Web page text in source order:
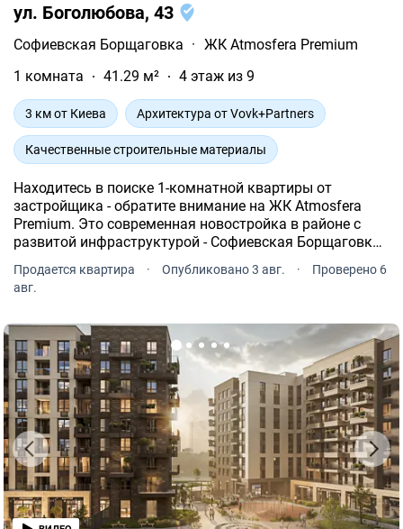
ул. Боголюбова, 43
Софиевская Борщаговка · ЖК Atmosfera Premium
1 комната
41.29 м² 4 этаж из 9
3 км от Киева Архитектура от Vovk+Partners
Качественные строительные материалы
Находитесь в поиске 1-комнатной квартиры от
застройщика - обратите внимание на ЖК Atmosfera
Premium. Это современная новостройка в районе с
развитой инфраструктурой - Софиевская Борщаговка,
Продается квартира · Опубликовано 3 авг. ·
Проверено 6
авг.